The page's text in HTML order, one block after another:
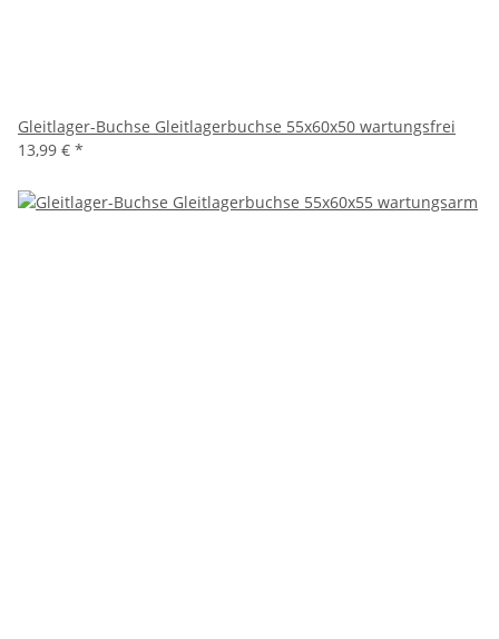
Gleitlager-Buchse Gleitlagerbuchse 55x60x50 wartungsfrei
13,99 € *